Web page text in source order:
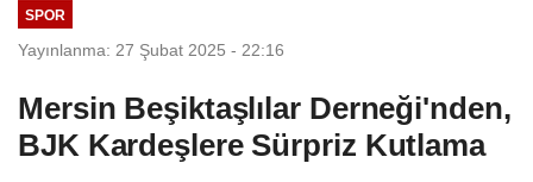
SPOR
Yayınlanma: 27 Şubat 2025 - 22:16
Mersin Beşiktaşlılar Derneği'nden,
BJK Kardeşlere Sürpriz Kutlama